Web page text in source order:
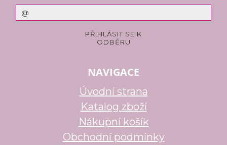
NAVIGACE
Úvodní strana
Katalog zboží
Nákupní košík
Obchodní podmínky